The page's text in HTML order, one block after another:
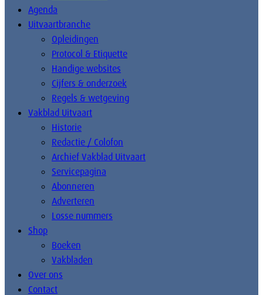
Agenda
Uitvaartbranche
Opleidingen
Protocol & Etiquette
Handige websites
Cijfers & onderzoek
Regels & wetgeving
Vakblad Uitvaart
Historie
Redactie / Colofon
Archief Vakblad Uitvaart
Servicepagina
Abonneren
Adverteren
Losse nummers
Shop
Boeken
Vakbladen
Over ons
Contact